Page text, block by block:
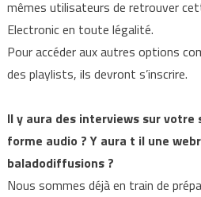
mêmes utilisateurs de retrouver
Electronic en toute légalité.
Pour accéder aux autres options
des playlists, ils devront s’inscrire.
Il y aura des interviews sur votre
forme audio ? Y aura t il une
baladodiffusions ?
Nous sommes déjà en train de